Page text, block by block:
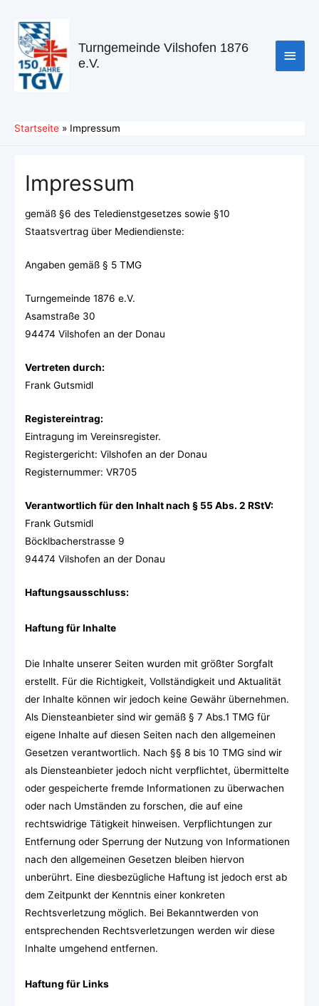
Turngemeinde Vilshofen 1876
e.V.
Startseite Impressum
Impressum
gemäß §6 des Teledienstgesetzes sowie §10
Staatsvertrag über Mediendienste:
Angaben gemäß § 5 TMG
Turngemeinde 1876 e.V.
Asamstraße 30
94474 Vilshofen an der Donau
Vertreten durch:
Frank Gutsmidl
Registereintrag:
Eintragung im Vereinsregister.
Registergericht: Vilshofen an der Donau
Registernummer: VR705
Verantwortlich für den Inhalt nach § 55 Abs. 2 RStV:
Frank Gutsmidl
Böcklbacherstrasse 9
94474 Vilshofen an der Donau
Haftungsausschluss:
Haftung für Inhalte
Die Inhalte unserer Seiten wurden mit größter Sorgfalt
erstellt. Für die Richtigkeit, Vollständigkeit und Aktualität
der Inhalte können wir jedoch keine Gewähr übernehmen.
Als Diensteanbieter sind wir gemäß § 7 Abs.1 TMG für
eigene Inhalte auf diesen Seiten nach den allgemeinen
Gesetzen verantwortlich. Nach §§ 8 bis 10 TMG sind wir
als Diensteanbieter jedoch nicht verpflichtet, übermittelte
oder gespeicherte fremde Informationen zu überwachen
oder nach Umständen zu forschen, die auf eine
rechtswidrige Tätigkeit hinweisen. Verpflichtungen zur
Entfernung oder Sperrung der Nutzung von Informationen
nach den allgemeinen Gesetzen bleiben hiervon
unberührt. Eine diesbezügliche Haftung ist jedoch erst ab
dem Zeitpunkt der Kenntnis einer konkreten
Rechtsverletzung möglich. Bei Bekanntwerden von
entsprechenden Rechtsverletzungen werden wir diese
Inhalte umgehend entfernen.
Haftung für Links